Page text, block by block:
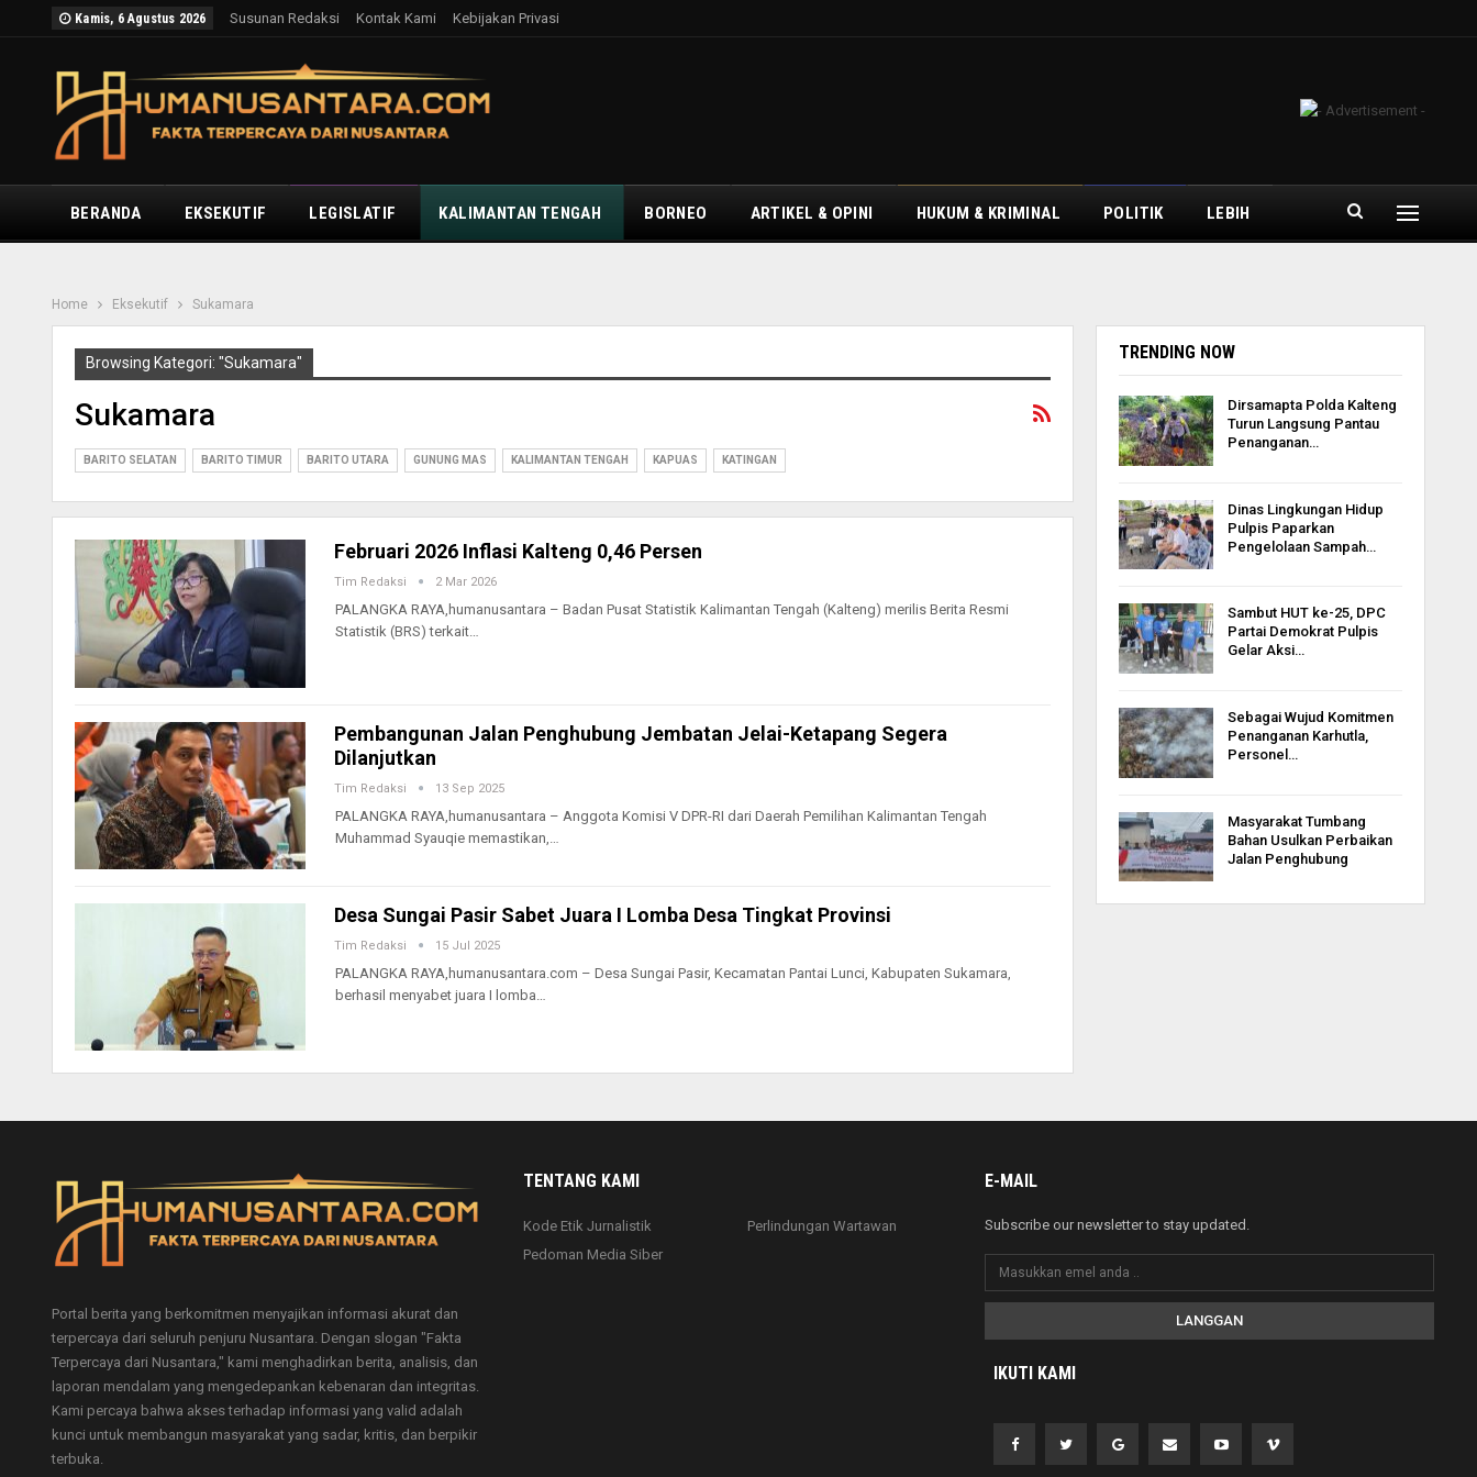
Kamis, 6 Agustus 2026 Susunan Redaksi Kontak Kami Kebijakan Privasi
BERANDA EKSEKUTIF LEGISLATIF KALIMANTAN TENGAH BORNEO ARTIKEL & OPINI HUKUM & KRIMINAL POLITIK LEBIH
Home Eksekutif Sukamara
Browsing Kategori: "Sukamara"
Sukamara
BARITO SELATAN BARITO TIMUR BARITO UTARA GUNUNG MAS KALIMANTAN TENGAH KAPUAS KATINGAN
Februari 2026 Inflasi Kalteng 0,46 Persen
Tim Redaksi 2 Mar 2026
PALANGKA RAYA,humanusantara – Badan Pusat Statistik Kalimantan Tengah (Kalteng) merilis Berita Resmi
Statistik (BRS) terkait…
Pembangunan Jalan Penghubung Jembatan Jelai-Ketapang Segera
Dilanjutkan
Tim Redaksi 13 Sep 2025
PALANGKA RAYA,humanusantara – Anggota Komisi V DPR-RI dari Daerah Pemilihan Kalimantan Tengah
Muhammad Syauqie memastikan,…
Desa Sungai Pasir Sabet Juara I Lomba Desa Tingkat Provinsi
Tim Redaksi 15 Jul 2025
PALANGKA RAYA,humanusantara.com – Desa Sungai Pasir, Kecamatan Pantai Lunci, Kabupaten Sukamara,
berhasil menyabet juara I lomba…
TRENDING NOW
Dirsamapta Polda Kalteng
Turun Langsung Pantau
Penanganan…
Dinas Lingkungan Hidup
Pulpis Paparkan
Pengelolaan Sampah…
Sambut HUT ke-25, DPC
Partai Demokrat Pulpis
Gelar Aksi…
Sebagai Wujud Komitmen
Penanganan Karhutla,
Personel…
Masyarakat Tumbang
Bahan Usulkan Perbaikan
Jalan Penghubung
Portal berita yang berkomitmen menyajikan informasi akurat dan
terpercaya dari seluruh penjuru Nusantara. Dengan slogan "Fakta
Terpercaya dari Nusantara," kami menghadirkan berita, analisis, dan
laporan mendalam yang mengedepankan kebenaran dan integritas.
Kami percaya bahwa akses terhadap informasi yang valid adalah
kunci untuk membangun masyarakat yang sadar, kritis, dan berpikir
terbuka.
TENTANG KAMI
Kode Etik Jurnalistik
Pedoman Media Siber
Perlindungan Wartawan
E-MAIL
Subscribe our newsletter to stay updated.
LANGGAN
IKUTI KAMI